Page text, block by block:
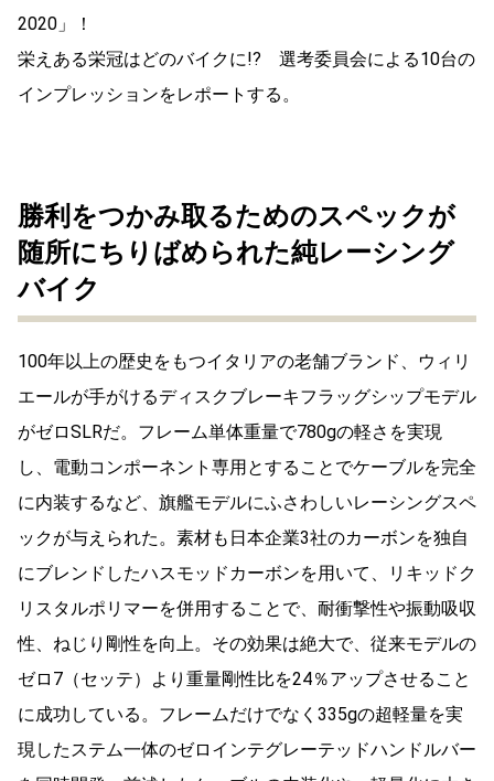
2020」！
栄えある栄冠はどのバイクに!? 選考委員会による10台の
インプレッションをレポートする。
勝利をつかみ取るためのスペックが
随所にちりばめられた純レーシング
バイク
100年以上の歴史をもつイタリアの老舗ブランド、ウィリ
エールが手がけるディスクブレーキフラッグシップモデル
がゼロSLRだ。フレーム単体重量で780gの軽さを実現
し、電動コンポーネント専用とすることでケーブルを完全
に内装するなど、旗艦モデルにふさわしいレーシングスペ
ックが与えられた。素材も日本企業3社のカーボンを独自
にブレンドしたハスモッドカーボンを用いて、リキッドク
リスタルポリマーを併用することで、耐衝撃性や振動吸収
性、ねじり剛性を向上。その効果は絶大で、従来モデルの
ゼロ7（セッテ）より重量剛性比を24％アップさせること
に成功している。フレームだけでなく335gの超軽量を実
現したステム一体のゼロインテグレーテッドハンドルバー